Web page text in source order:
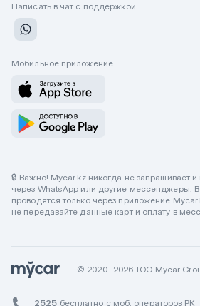
Написать в чат с поддержкой
Мобильное приложение
🔒 Важно! Mycar.kz никогда не запрашивает
через WhatsApp или другие мессенджеры.
проводятся только через приложение
не передавайте данные карт и оплату в
© 2020- 2026 ТОО Mycar
2525 бесплатно с моб. операторов РК